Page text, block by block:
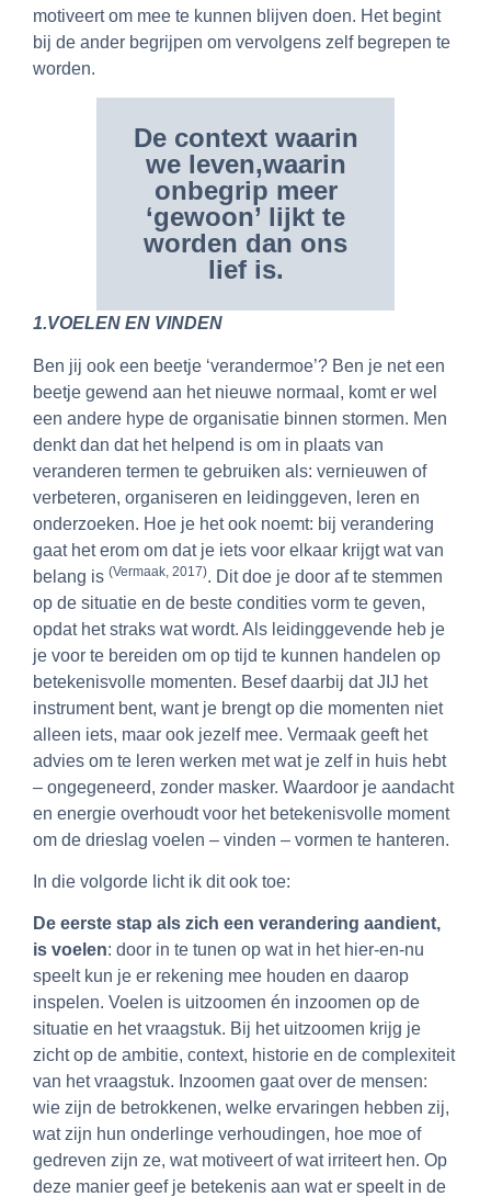
motiveert om mee te kunnen blijven doen. Het begint
bij de ander begrijpen om vervolgens zelf begrepen te
worden.
De context waarin
we leven,waarin
onbegrip meer
‘gewoon’ lijkt te
worden dan ons
lief is.
1.VOELEN EN VINDEN
Ben jij ook een beetje ‘verandermoe’? Ben je net een
beetje gewend aan het nieuwe normaal, komt er wel
een andere hype de organisatie binnen stormen. Men
denkt dan dat het helpend is om in plaats van
veranderen termen te gebruiken als: vernieuwen of
verbeteren, organiseren en leidinggeven, leren en
onderzoeken. Hoe je het ook noemt: bij verandering
gaat het erom om dat je iets voor elkaar krijgt wat van
belang is (Vermaak, 2017). Dit doe je door af te stemmen
op de situatie en de beste condities vorm te geven,
opdat het straks wat wordt. Als leidinggevende heb je
je voor te bereiden om op tijd te kunnen handelen op
betekenisvolle momenten. Besef daarbij dat JIJ het
instrument bent, want je brengt op die momenten niet
alleen iets, maar ook jezelf mee. Vermaak geeft het
advies om te leren werken met wat je zelf in huis hebt
– ongegeneerd, zonder masker. Waardoor je aandacht
en energie overhoudt voor het betekenisvolle moment
om de drieslag voelen – vinden – vormen te hanteren.
In die volgorde licht ik dit ook toe:
De eerste stap als zich een verandering aandient,
is voelen: door in te tunen op wat in het hier-en-nu
speelt kun je er rekening mee houden en daarop
inspelen. Voelen is uitzoomen én inzoomen op de
situatie en het vraagstuk. Bij het uitzoomen krijg je
zicht op de ambitie, context, historie en de complexiteit
van het vraagstuk. Inzoomen gaat over de mensen:
wie zijn de betrokkenen, welke ervaringen hebben zij,
wat zijn hun onderlinge verhoudingen, hoe moe of
gedreven zijn ze, wat motiveert of wat irriteert hen. Op
deze manier geef je betekenis aan wat er speelt in de